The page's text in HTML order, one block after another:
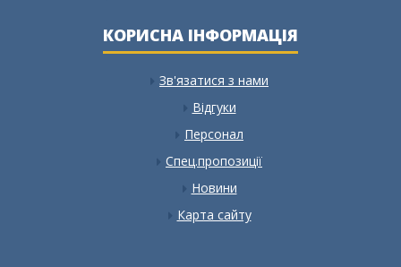
КОРИСНА ІНФОРМАЦІЯ
Зв'язатися з нами
Відгуки
Персонал
Спец.пропозиції
Новини
Карта сайту